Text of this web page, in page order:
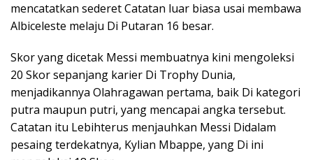
mencatatkan sederet Catatan luar biasa usai membawa
Albiceleste melaju Di Putaran 16 besar.
Skor yang dicetak Messi membuatnya kini mengoleksi
20 Skor sepanjang karier Di Trophy Dunia,
menjadikannya Olahragawan pertama, baik Di kategori
putra maupun putri, yang mencapai angka tersebut.
Catatan itu Lebihterus menjauhkan Messi Didalam
pesaing terdekatnya, Kylian Mbappe, yang Di ini